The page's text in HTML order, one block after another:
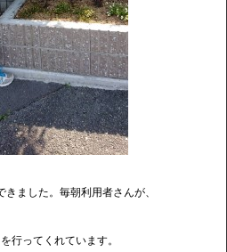
ました。毎朝利用者さんが、
行ってくれています。